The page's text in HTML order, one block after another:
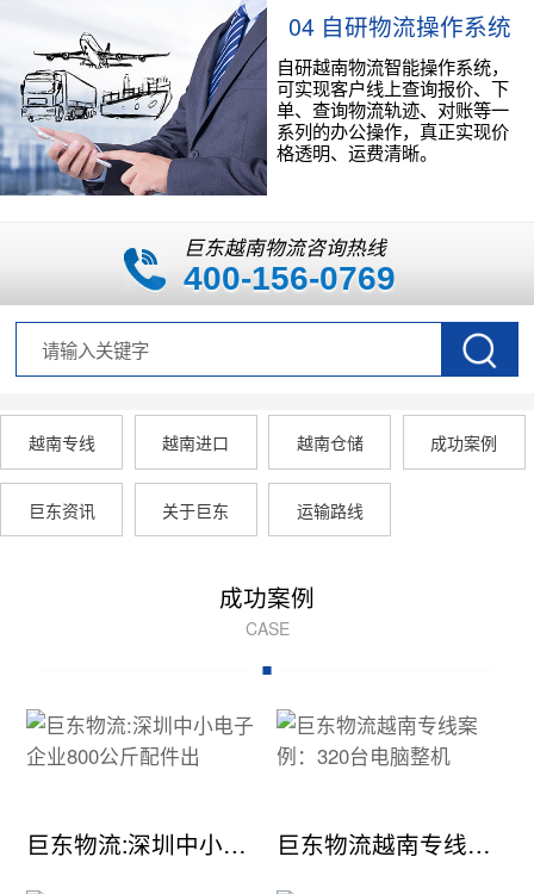
04 自研物流操作系统
自研越南物流智能操作系统，
可实现客户线上查询报价、下
单、查询物流轨迹、对账等一
系列的办公操作，真正实现价
格透明、运费清晰。
巨东越南物流咨询热线
400-156-0769
越南专线 越南进口 越南仓储 成功案例
巨东资讯 关于巨东 运输路线
成功案例
CASE
巨东物流:深圳中小电子企业800公斤配件出 巨东物流越南专线案例：320台电脑整机